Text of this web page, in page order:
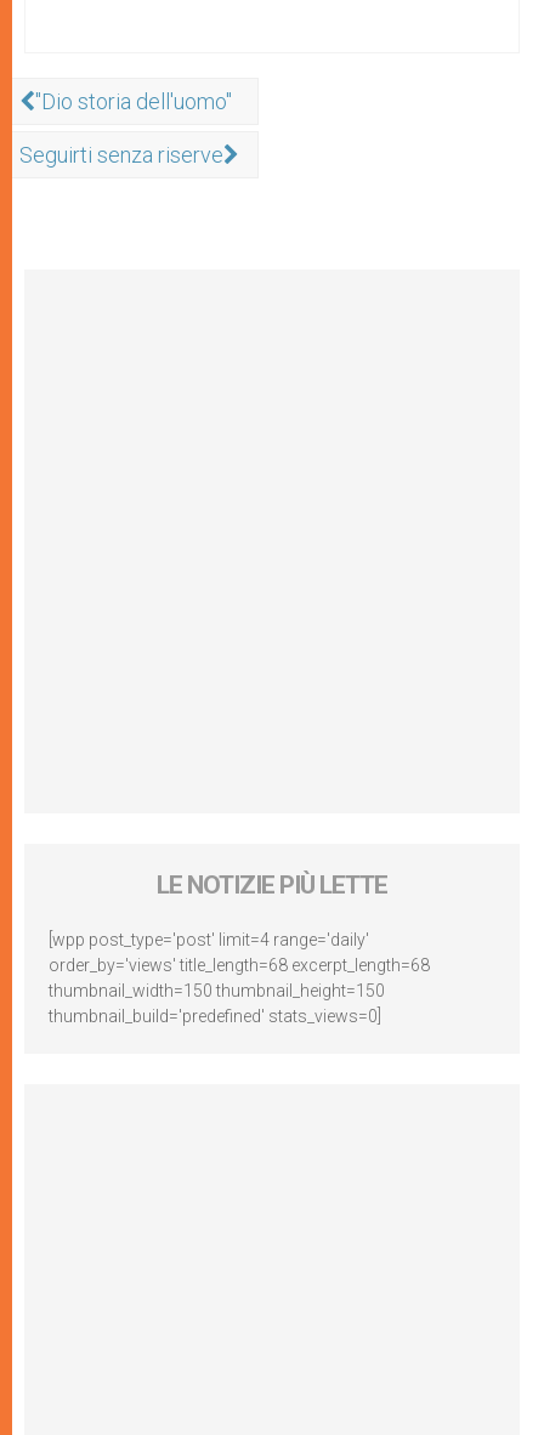
"Dio storia dell'uomo"
Seguirti senza riserve
LE NOTIZIE PIÙ LETTE
[wpp post_type='post' limit=4 range='daily'
order_by='views' title_length=68 excerpt_length=68
thumbnail_width=150 thumbnail_height=150
thumbnail_build='predefined' stats_views=0]